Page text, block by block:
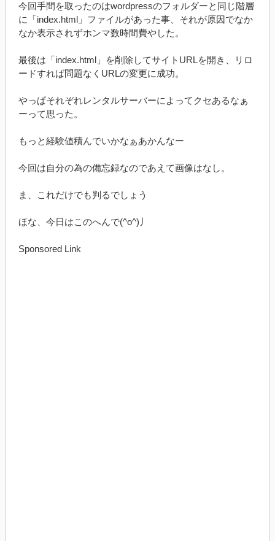
今回手間を取ったのはwordpressのフォルダーと同じ階層
に「index.html」ファイルがあった事、それが原因でなか
なか表示されずホンマ数時間費やした。
最後は「index.html」を削除してサイトURLを開き、リロ
ードすれば問題なくURLの変更に成功。
やっぱそれぞれレンタルサーバーによってクセあるなぁ
ーって思った。
もっと経験値積んでいかなぁあかんなー
今回は自分の為の備忘録なのであえて画像はなし。
ま、これだけでも判るでしょう
ほな、今日はこのへんで(^o^)丿
Sponsored Link